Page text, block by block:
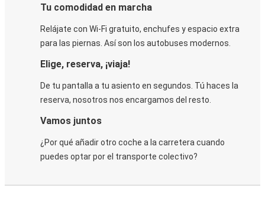
Tu comodidad en marcha
Relájate con Wi-Fi gratuito, enchufes y espacio extra
para las piernas. Así son los autobuses modernos.
Elige, reserva, ¡viaja!
De tu pantalla a tu asiento en segundos. Tú haces la
reserva, nosotros nos encargamos del resto.
Vamos juntos
¿Por qué añadir otro coche a la carretera cuando
puedes optar por el transporte colectivo?